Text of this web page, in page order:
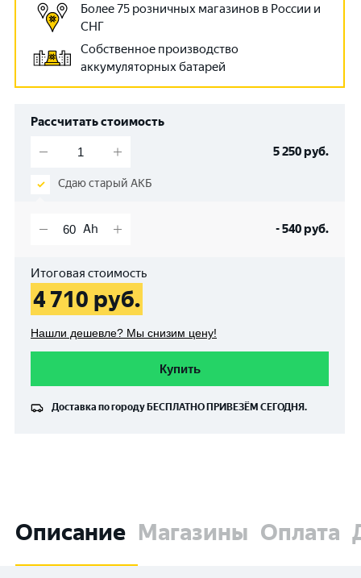
Более 75 розничных магазинов в России и
СНГ
Собственное производство
аккумуляторных батарей
Рассчитать стоимость
5 250руб.
Сдаю старый АКБ
-540руб.
Итоговая стоимость
4 710 руб.
Нашли дешевле? Мы снизим цену!
Купить
Доставка по городу БЕСПЛАТНО ПРИВЕЗЁМ СЕГОДНЯ.
Описание Магазины Оплата